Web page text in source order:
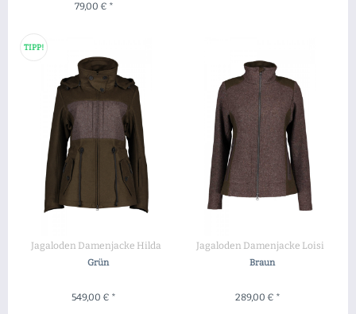
79,00 € *
TIPP!
Jagaloden Damenjacke Hilda
Grün
549,00 € *
Jagaloden Damenjacke Loisi
Braun
289,00 € *